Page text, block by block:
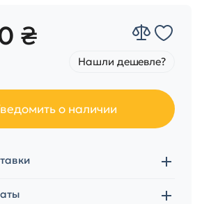
₴
Нашли дешевле?
о наличии